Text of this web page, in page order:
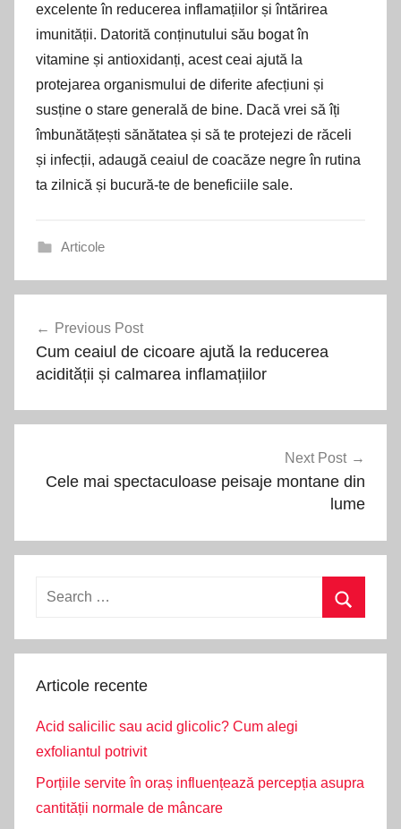
excelente în reducerea inflamațiilor și întărirea
imunității. Datorită conținutului său bogat în
vitamine și antioxidanți, acest ceai ajută la
protejarea organismului de diferite afecțiuni și
susține o stare generală de bine. Dacă vrei să îți
îmbunătățești sănătatea și să te protejezi de răceli
și infecții, adaugă ceaiul de coacăze negre în rutina
ta zilnică și bucură-te de beneficiile sale.
Articole
articole
Previous Post
Cum ceaiul de cicoare ajută la reducerea
acidității și calmarea inflamațiilor
Next Post
Cele mai spectaculoase peisaje montane din
lume
Search
Articole recente
Acid salicilic sau acid glicolic? Cum alegi
exfoliantul potrivit
Porțiile servite în oraș influențează percepția asupra
cantității normale de mâncare